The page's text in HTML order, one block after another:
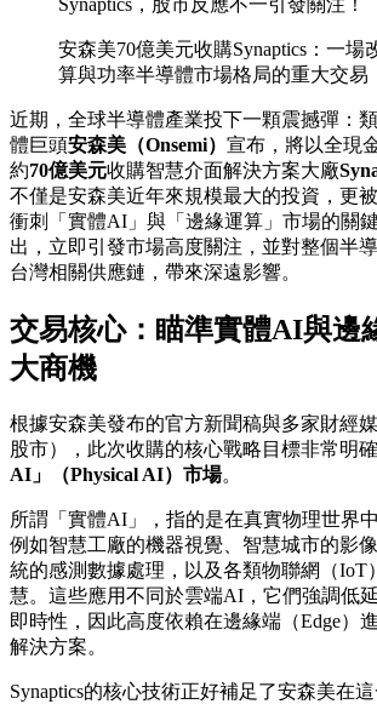
安森美70億美元收購Synaptics：一場
算與功率半導體市場格局的重大交易
近期，全球半導體產業投下一顆震撼彈：
體巨頭安森美（Onsemi） 宣布，將以全現
約70億美元收購智慧介面解決方案大廠
不僅是安森美近年來規模最大的投資，更
衝刺「實體AI」與「邊緣運算」市場的關
出，立即引發市場高度關注，並對整個半
台灣相關供應鏈，帶來深遠影響。
交易核心：瞄準實體AI與邊
大商機
根據安森美發布的官方新聞稿與多家財經
股市），此次收購的核心戰略目標非常明確
AI」（Physical AI）市場。
所謂「實體AI」，指的是在真實物理世界
例如智慧工廠的機器視覺、智慧城市的影
統的感測數據處理，以及各類物聯網（IoT
慧。這些應用不同於雲端AI，它們強調低
即時性，因此高度依賴在邊緣端（Edge）
解決方案。
Synaptics的核心技術正好補足了安森美在這